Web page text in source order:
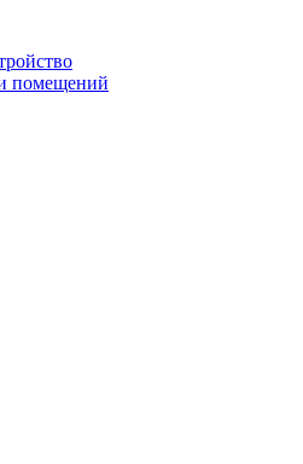
помещений